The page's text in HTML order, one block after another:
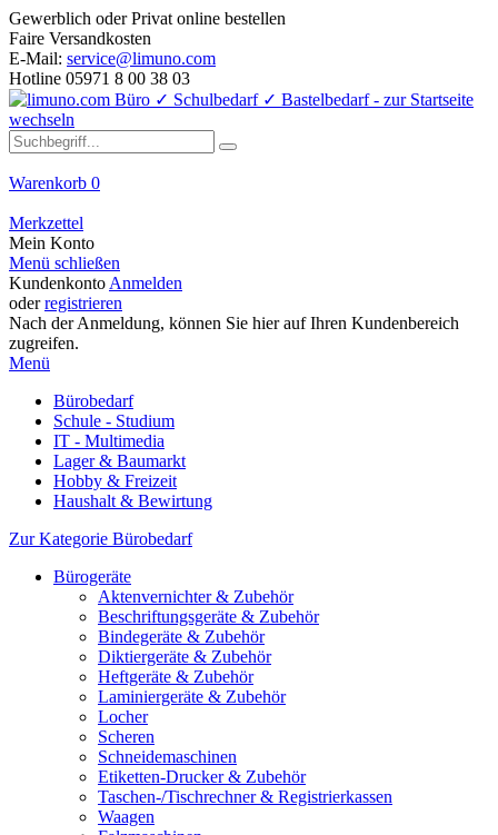
Gewerblich oder Privat online bestellen
Faire Versandkosten
E-Mail: service@limuno.com
Hotline 05971 8 00 38 03
Warenkorb 0
Merkzettel
Mein Konto
Menü schließen
Kundenkonto Anmelden
oderregistrieren
Nach der Anmeldung, können Sie hier auf Ihren Kundenbereich
zugreifen.
Menü
Bürobedarf
Schule - Studium
IT - Multimedia
Lager & Baumarkt
Hobby & Freizeit
Haushalt & Bewirtung
Zur Kategorie Bürobedarf
Bürogeräte
Aktenvernichter & Zubehör
Beschriftungsgeräte & Zubehör
Bindegeräte & Zubehör
Diktiergeräte & Zubehör
Heftgeräte & Zubehör
Laminiergeräte & Zubehör
Locher
Scheren
Schneidemaschinen
Etiketten-Drucker & Zubehör
Taschen-/Tischrechner & Registrierkassen
Waagen